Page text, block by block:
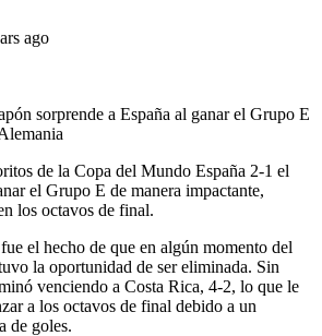
ago
sorprende a España al ganar el Grupo E
de la Copa del Mundo España 2-1 el
el Grupo E de manera impactante,
los octavos de final.
el hecho de que en algún momento del
la oportunidad de ser eliminada. Sin
venciendo a Costa Rica, 4-2, lo que le
a los octavos de final debido a un
de goles.